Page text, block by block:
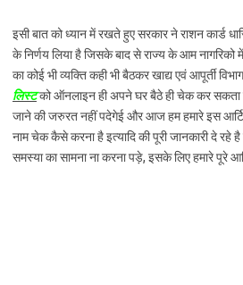
इसी बात को ध्यान में रखते हुए सरकार ने राशन कार्ड
के निर्णय लिया है जिसके बाद से राज्य के आम
का कोई भी व्यक्ति कही भी बैठकर खाद्य एवं आपूर्ती विभाग
लिस्टको ऑनलाइन ही अपने घर बैठे ही चेक कर
जाने की जरुरत नहीं पदेगेई और आज हम हमारे इस
नाम चेक कैसे करना है इत्यादि की पूरी जानकारी दे रहे
समस्या का सामना ना करना पड़े, इसके लिए हमारे पूरे